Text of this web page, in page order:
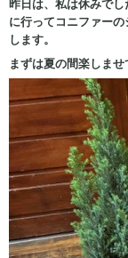
昨日は、私は休みで
に行ってコニファー
します。
まずは夏の間楽しませ